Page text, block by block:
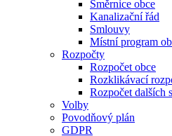
Směrnice obce
Kanalizační řád
Smlouvy
Místní program
Rozpočty
Rozpočet obce
Rozklikávací
Rozpočet dalších
Volby
Povodňový plán
GDPR